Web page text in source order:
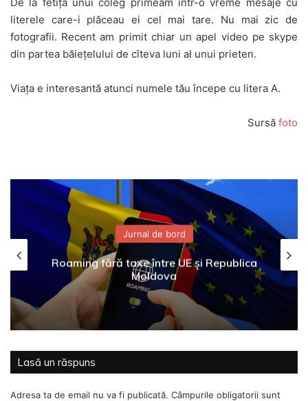
literele care-i plăceau ei cel mai tare. Nu mai zic de
fotografii. Recent am primit chiar un apel video pe skype
din partea băiețelului de cîteva luni al unui prieten.
Viața e interesantă atunci numele tău începe cu litera A.
Sursă foto
Jurnal de bord
Roaming fără taxe între UE și Republica
Moldova
Lasă un răspuns
Adresa ta de email nu va fi publicată. Câmpurile obligatorii sunt